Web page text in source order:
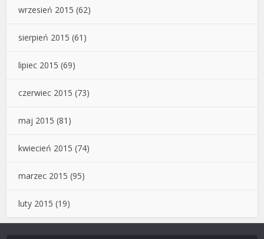
wrzesień 2015 (62)
sierpień 2015 (61)
lipiec 2015 (69)
czerwiec 2015 (73)
maj 2015 (81)
kwiecień 2015 (74)
marzec 2015 (95)
luty 2015 (19)